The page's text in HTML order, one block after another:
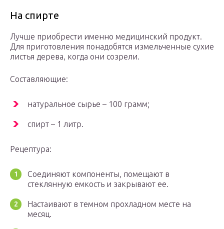
На спирте
Лучше приобрести именно медицинский продукт.
Для приготовления понадобятся измельченные сухие
листья дерева, когда они созрели.
Составляющие:
натуральное сырье – 100 грамм;
спирт – 1 литр.
Рецептура:
Соединяют компоненты, помещают в
стеклянную емкость и закрывают ее.
Настаивают в темном прохладном месте на
месяц.